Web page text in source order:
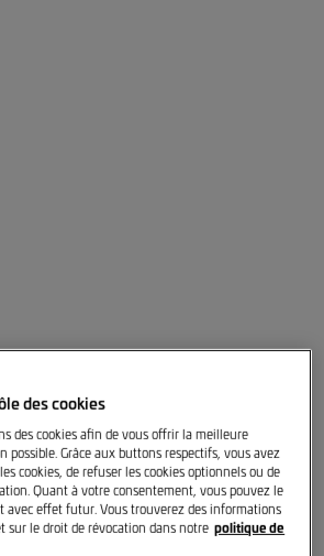
des cookies
des cookies afin de vous offrir la meilleure
possible. Grâce aux buttons respectifs, vous avez
cookies, de refuser les cookies optionnels ou de
Quant à votre consentement, vous pouvez le
avec effet futur. Vous trouverez des informations
sur le droit de révocation dans notre politique de